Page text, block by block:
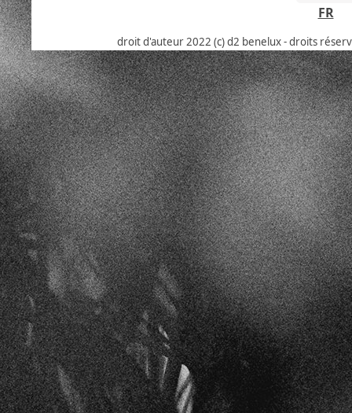
FR
droit d'auteur 2022 (c) d2 benelux - droits